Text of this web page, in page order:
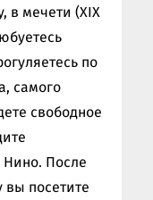
в мечети (XIX
по
самого
свободное
Нино. После
вы посетите